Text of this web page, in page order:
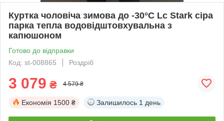
Куртка чоловіча зимова до -30°C Lc Stark сіра
парка тепла водовідштовхувальна з
капюшоном
Готово до відправки
Код: st-008865
Роздріб
3 079 ₴ 4 579 ₴
Економія 1500 ₴ Залишилось 1 день